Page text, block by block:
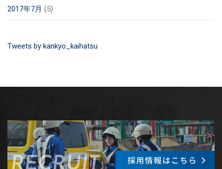
2017年7月 (5)
Tweets by kankyo_kaihatsu